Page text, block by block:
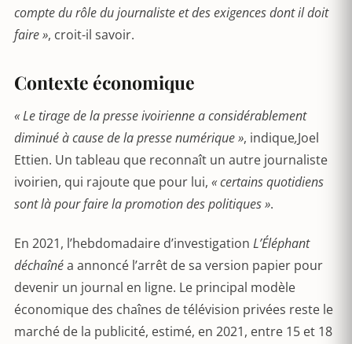
compte du rôle du journaliste et des exigences dont il doit
faire », croit-il savoir.
Contexte économique
« Le tirage de la presse ivoirienne a considérablement
diminué à cause de la presse numérique », indique,Joel
Ettien. Un tableau que reconnaît un autre journaliste
ivoirien, qui rajoute que pour lui, « certains quotidiens
sont là pour faire la promotion des politiques ».
En 2021, l’hebdomadaire d’investigation L’Éléphant
déchaînéa annoncé l’arrêt de sa version papier pour
devenir un journal en ligne. Le principal modèle
économique des chaînes de télévision privées reste le
marché de la publicité, estimé, en 2021, entre 15 et 18